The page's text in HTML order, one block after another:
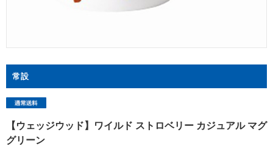
常設
【ウェッジウッド】ワイルド ストロベリー カジュアル マグ
グリーン